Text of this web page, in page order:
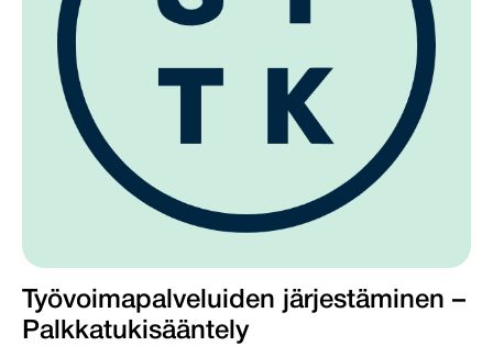
Työvoimapalveluiden järjestäminen –
Palkkatukisääntely